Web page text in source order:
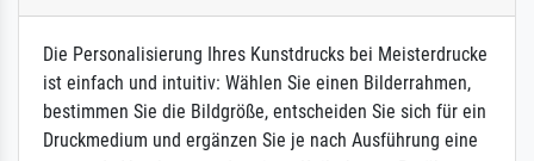
Die Personalisierung Ihres Kunstdrucks bei Meisterdrucke
ist einfach und intuitiv: Wählen Sie einen Bilderrahmen,
bestimmen Sie die Bildgröße, entscheiden Sie sich für ein
Druckmedium und ergänzen Sie je nach Ausführung eine